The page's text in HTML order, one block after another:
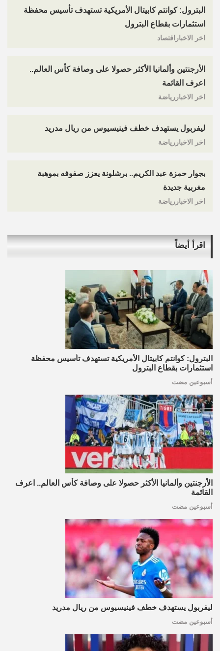
البترول: كوانتم كابيتال الأمريكية تستهدف تأسيس محفظة
استثمارات بقطاع البترول
اخر الاخباراقتصاد
الأرجنتين وألمانيا الأكثر حصولا على وصافة كأس العالم..
اعرف القائمة
اخر الاخباررياضة
ليفربول يستهدف خطف فينيسيوس من ريال مدريد
اخر الاخباررياضة
بجوار حمزة عبد الكريم.. برشلونة يعزز صفوفه بموهبة
مغربية جديدة
اخر الاخباررياضة
اقرأ أيضاً
البترول: كوانتم كابيتال الأمريكية تستهدف تأسيس محفظة
استثمارات بقطاع البترول
أسبوعين مضت
الأرجنتين وألمانيا الأكثر حصولا على وصافة كأس العالم.. اعرف
القائمة
أسبوعين مضت
ليفربول يستهدف خطف فينيسيوس من ريال مدريد
أسبوعين مضت